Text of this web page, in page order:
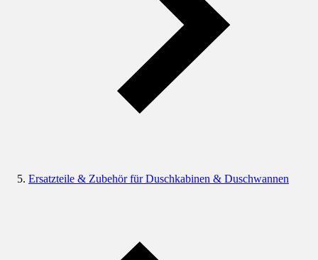
Ersatzteile & Zubehör für Duschkabinen & Duschwannen